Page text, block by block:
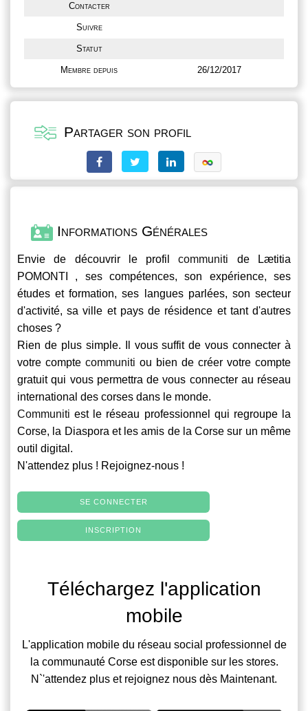
Contacter
Suivre
Statut
Membre depuis 26/12/2017
Partager son profil
Informations Générales
Envie de découvrir le profilcommuniti de Lætitia
POMONTI , ses compétences, son expérience, ses
études et formation, ses langues parlées, son secteur
d'activité, sa ville et pays de résidence et tant d'autres
choses ?
Rien de plus simple. Il vous suffit de vous connecter à
votre compte communiti ou bien de créer votre compte
gratuit qui vous permettra de vous connecter au réseau
international des corses dans le monde.
Communiti est le réseau professionnel qui regroupe la
Corse, la Diaspora et les amis de la Corse sur un même
outil digital.
N'attendez plus ! Rejoignez-nous !
SE CONNECTER
INSCRIPTION
Téléchargez l'application
mobile
L'application mobile du réseau social professionnel de
la communauté Corse est disponible sur les stores.
N`'attendez plus et rejoignez nous dès Maintenant.